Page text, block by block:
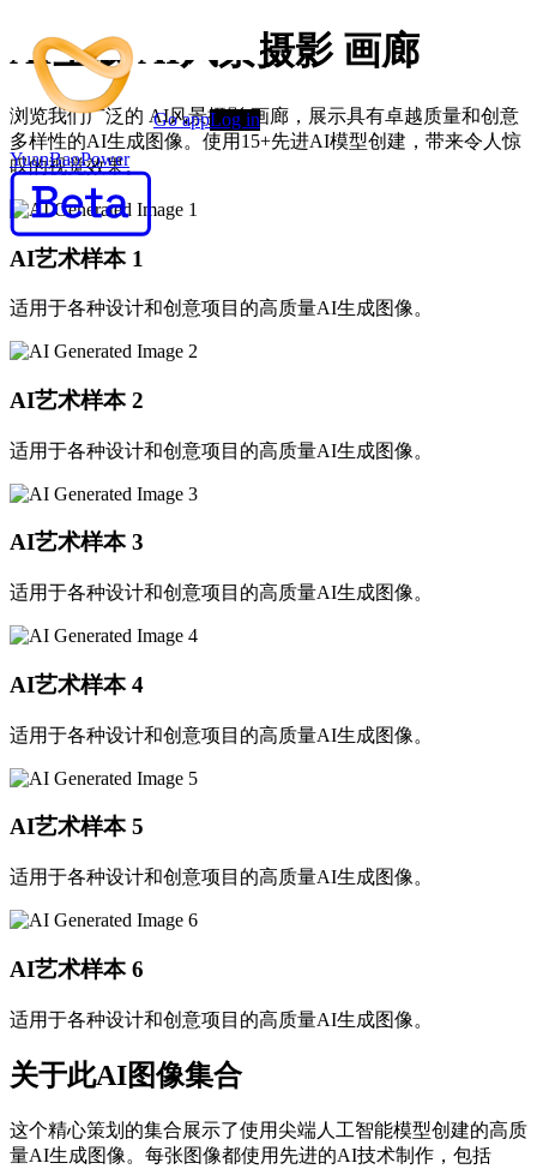
YuanBaoPower
Go appLog in
AI生成 AI风景摄影 画廊
浏览我们广泛的 AI风景摄影 画廊，展示具有卓越质量和创意
多样性的AI生成图像。使用15+先进AI模型创建，带来令人惊
叹的视觉效果。
AI艺术样本 1
适用于各种设计和创意项目的高质量AI生成图像。
AI艺术样本 2
适用于各种设计和创意项目的高质量AI生成图像。
AI艺术样本 3
适用于各种设计和创意项目的高质量AI生成图像。
AI艺术样本 4
适用于各种设计和创意项目的高质量AI生成图像。
AI艺术样本 5
适用于各种设计和创意项目的高质量AI生成图像。
AI艺术样本 6
适用于各种设计和创意项目的高质量AI生成图像。
关于此AI图像集合
这个精心策划的集合展示了使用尖端人工智能模型创建的高质
量AI生成图像。每张图像都使用先进的AI技术制作，包括